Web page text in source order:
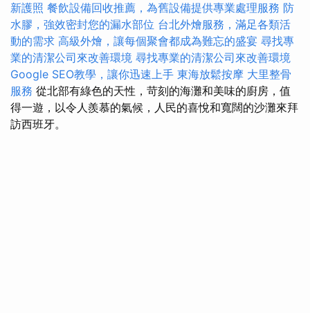
新護照 餐飲設備回收推薦，為舊設備提供專業處理服務 防
水膠，強效密封您的漏水部位 台北外燴服務，滿足各類活
動的需求 高級外燴，讓每個聚會都成為難忘的盛宴 尋找專
業的清潔公司來改善環境 尋找專業的清潔公司來改善環境
Google SEO教學，讓你迅速上手 東海放鬆按摩 大里整骨
服務 從北部有綠色的天性，苛刻的海灘和美味的廚房，值
得一遊，以令人羨慕的氣候，人民的喜悅和寬闊的沙灘來拜
訪西班牙。